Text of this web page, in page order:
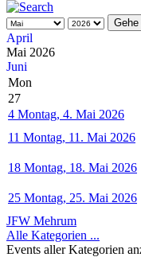
April
Mai 2026
Juni
Mon
27
4 Montag, 4. Mai 2026
11 Montag, 11. Mai 2026
18 Montag, 18. Mai 2026
25 Montag, 25. Mai 2026
JFW Mehrum
Alle Kategorien ...
Events aller Kategorien